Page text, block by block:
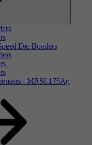
Die Bonders
- MRSI-175Ag